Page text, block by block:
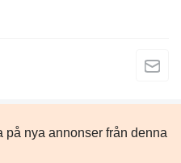
på nya annonser från denna